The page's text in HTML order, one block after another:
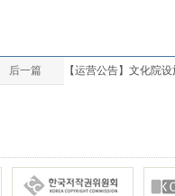
后一篇 【运营公告】文化院